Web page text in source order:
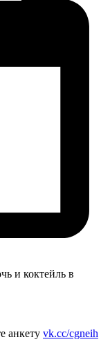
и коктейль в
анкету vk.cc/cgneih